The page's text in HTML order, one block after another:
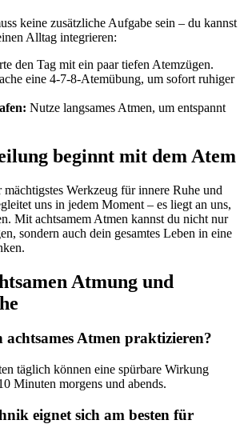
keine zusätzliche Aufgabe sein – du kannst
Alltag integrieren:
den Tag mit ein paar tiefen Atemzügen.
eine 4-7-8-Atemübung, um sofort ruhiger
Nutze langsames Atmen, um entspannt
beginnt mit dem Atem
Werkzeug für innere Ruhe und
uns in jedem Moment – es liegt an uns,
Mit achtsamem Atmen kannst du nicht nur
sondern auch dein gesamtes Leben in eine
Atmung und
achtsames Atmen praktizieren?
täglich können eine spürbare Wirkung
Minuten morgens und abends.
eignet sich am besten für